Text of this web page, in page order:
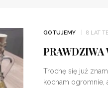
GOTUJEMY 8 LAT
PRAWDZIWA
Trochę się już
kocham ogromnie,